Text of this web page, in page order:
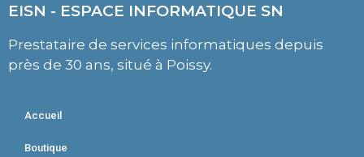
EISN - ESPACE INFORMATIQUE SN
Prestataire de services informatiques depuis
près de 30 ans, situé à Poissy.
Accueil
Boutique